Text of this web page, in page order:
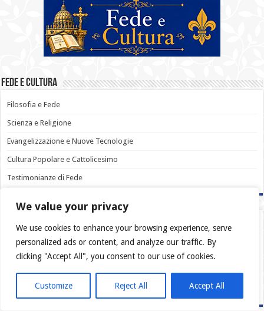
We value your privacy
We use cookies to enhance your browsing experience, serve
personalized ads or content, and analyze our traffic. By
clicking "Accept All", you consent to our use of cookies.
Customize Reject All Accept All
Fede e Cultura
Filosofia e Fede
Scienza e Religione
Evangelizzazione e Nuove Tecnologie
Cultura Popolare e Cattolicesimo
Testimonianze di Fede
Ave, Maria, grátia plena, Dóminus tecum.
Benedícta tu in muliéribus, et benedíctus fructus
ventris tui, Iesus. Sancta Maria, Mater Dei, ora pro
nobis pec­ca­tóribus, nunc et in hora mortis nostræ.
Amen.